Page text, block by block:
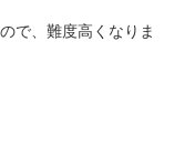
で、難度高くなりま